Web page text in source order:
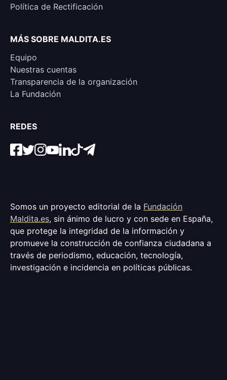
Política de Rectificación
MÁS SOBRE MALDITA.ES
Equipo
Nuestras cuentas
Transparencia de la organización
La Fundación
REDES
Somos un proyecto editorial de la Fundación
Maldita.es, sin ánimo de lucro y con sede en España,
que protege la integridad de la información y
promueve la construcción de confianza ciudadana a
través de periodismo, educación, tecnología,
investigación e incidencia en políticas públicas.